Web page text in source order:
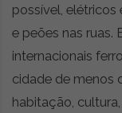
possível, elétricos
e peões nas ruas.
internacionais
cidade de menos
habitação,